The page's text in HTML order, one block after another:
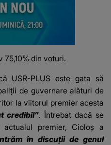
din voturi.
USR-PLUS este gata să
de guvernare alături de
la viitorul premier acesta
credibil”. Întrebat dacă se
premier, Cioloş a
în discuţii de genul